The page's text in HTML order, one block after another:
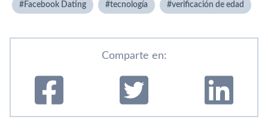
Facebook Dating tecnologí­a verificación de edad
Comparte en: